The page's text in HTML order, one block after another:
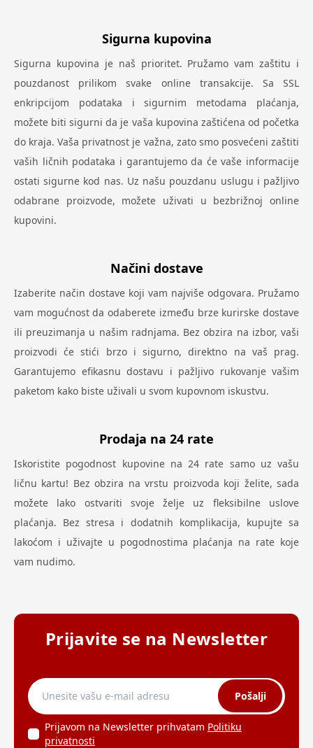
Sigurna kupovina
Sigurna kupovina je naš prioritet. Pružamo vam zaštitu i
pouzdanost prilikom svake online transakcije. Sa SSL
enkripcijom podataka i sigurnim metodama plaćanja,
možete biti sigurni da je vaša kupovina zaštićena od početka
do kraja. Vaša privatnost je važna, zato smo posvećeni zaštiti
vaših ličnih podataka i garantujemo da će vaše informacije
ostati sigurne kod nas. Uz našu pouzdanu uslugu i pažljivo
odabrane proizvode, možete uživati u bezbrižnoj online
kupovini.
Načini dostave
Izaberite način dostave koji vam najviše odgovara. Pružamo
vam mogućnost da odaberete između brze kurirske dostave
ili preuzimanja u našim radnjama. Bez obzira na izbor, vaši
proizvodi će stići brzo i sigurno, direktno na vaš prag.
Garantujemo efikasnu dostavu i pažljivo rukovanje vašim
paketom kako biste uživali u svom kupovnom iskustvu.
Prodaja na 24 rate
Iskoristite pogodnost kupovine na 24 rate samo uz vašu
ličnu kartu! Bez obzira na vrstu proizvoda koji želite, sada
možete lako ostvariti svoje želje uz fleksibilne uslove
plaćanja. Bez stresa i dodatnih komplikacija, kupujte sa
lakoćom i uživajte u pogodnostima plaćanja na rate koje
vam nudimo.
Prijavite se na Newsletter
Pošalji
Prijavom na Newsletter prihvatam Politiku
privatnosti